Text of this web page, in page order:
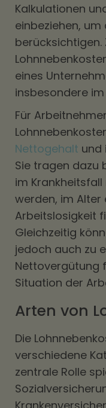
Kalkulationen
einbeziehen,
eines
insbesondere
Für
Nettogehalt und
Sie tragen dazu
im
werden, im Alter
Arbeitslosigkeit
Gleichzeitig
jedoch auch zu
Nettovergütung
Situation der
Arten von
Die
verschiedene
zentrale Rolle